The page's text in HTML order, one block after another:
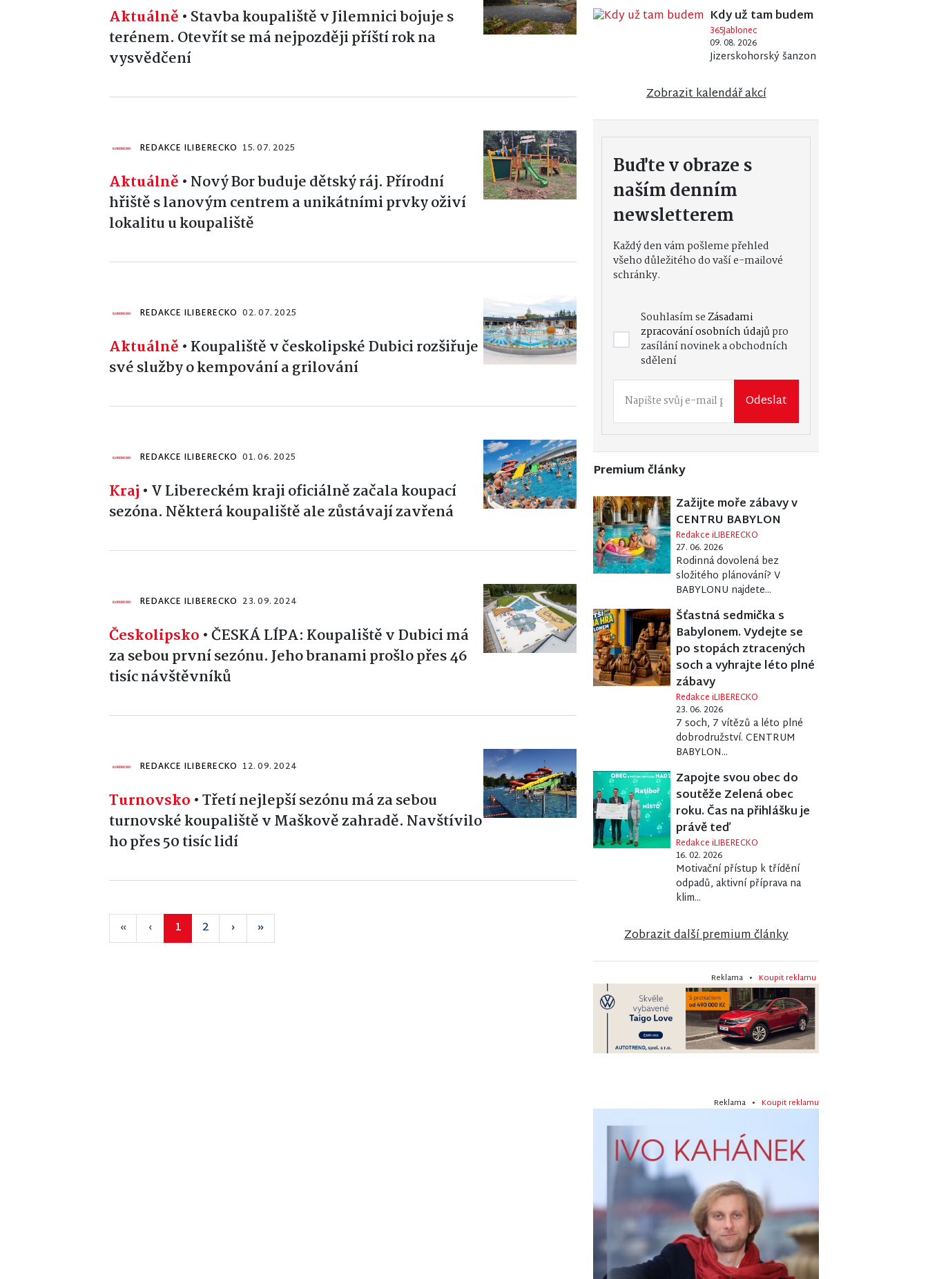
Aktuálně • Stavba koupaliště v Jilemnici bojuje s
terénem. Otevřít se má nejpozději příští rok na
vysvědčení
REDAKCE ILIBERECKO 15. 07. 2025
Aktuálně • Nový Bor buduje dětský ráj. Přírodní
hřiště s lanovým centrem a unikátními prvky oživí
lokalitu u koupaliště
REDAKCE ILIBERECKO 02. 07. 2025
Aktuálně • Koupaliště v českolipské Dubici rozšiřuje
své služby o kempování a grilování
REDAKCE ILIBERECKO 01. 06. 2025
Kraj • V Libereckém kraji oficiálně začala koupací
sezóna. Některá koupaliště ale zůstávají zavřená
REDAKCE ILIBERECKO 23. 09. 2024
Českolipsko •ČESKÁ LÍPA: Koupaliště v Dubici má
za sebou první sezónu. Jeho branami prošlo přes 46
tisíc návštěvníků
REDAKCE ILIBERECKO 12. 09. 2024
Turnovsko •Třetí nejlepší sezónu má za sebou
turnovské koupaliště v Maškově zahradě. Navštívilo
ho přes 50 tisíc lidí
« ‹ 1 2 › »
Kdy už tam budem
365Jablonec
09. 08. 2026
Jizerskohorský šanzon
Zobrazit kalendář akcí
Buďte v obraze s
naším denním
newsletterem
Každý den vám pošleme přehled
všeho důležitého do vaší e-mailové
schránky.
Souhlasím seZásadami
zpracování osobních údajůpro
zasílání novinek a obchodních
sdělení
Odeslat
Premium články
Zažijte moře zábavy v
CENTRU BABYLON
Redakce iLIBERECKO
27. 06. 2026
Rodinná dovolená bez
složitého plánování? V
BABYLONU najdete...
Šťastná sedmička s
Babylonem. Vydejte se
po stopách ztracených
soch a vyhrajte léto plné
zábavy
Redakce iLIBERECKO
23. 06. 2026
7 soch, 7 vítězů a léto plné
dobrodružství. CENTRUM
BABYLON...
Zapojte svou obec do
soutěže Zelená obec
roku. Čas na přihlášku je
právě teď
Redakce iLIBERECKO
16. 02. 2026
Motivační přístup k třídění
odpadů, aktivní příprava na
klim...
Zobrazit další premium články
Reklama • Koupit reklamu
Reklama • Koupit reklamu